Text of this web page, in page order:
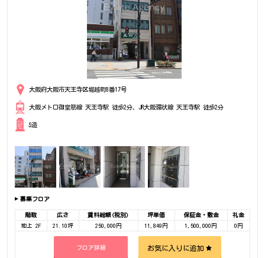
大阪府大阪市天王寺区堀越町8番17号
大阪メトロ御堂筋線 天王寺駅 徒歩2分、JR大阪環状線 天王寺駅 徒歩2分
S造
募集フロア
階数 広さ 賃料総額(税別) 坪単価 保証金・敷金
礼金
地上 2F
21.10坪 250,000円 11,849円 1,500,000円 0円
フロア詳細 お気に入りに追加